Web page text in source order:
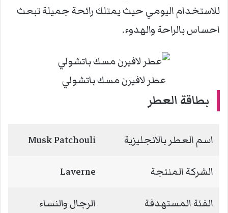
للاستخدام اليومي حيث يمتلك رائحة جميلة تبعث
احساس بالراحة والهدوء.
عطر لافيرن مسك باتشولي
بطاقة العطر
اسم العطر بالانجليزية Musk Patchouli
الشركة المنتجة Laverne
الفئة المستهدفة الرجال والنساء